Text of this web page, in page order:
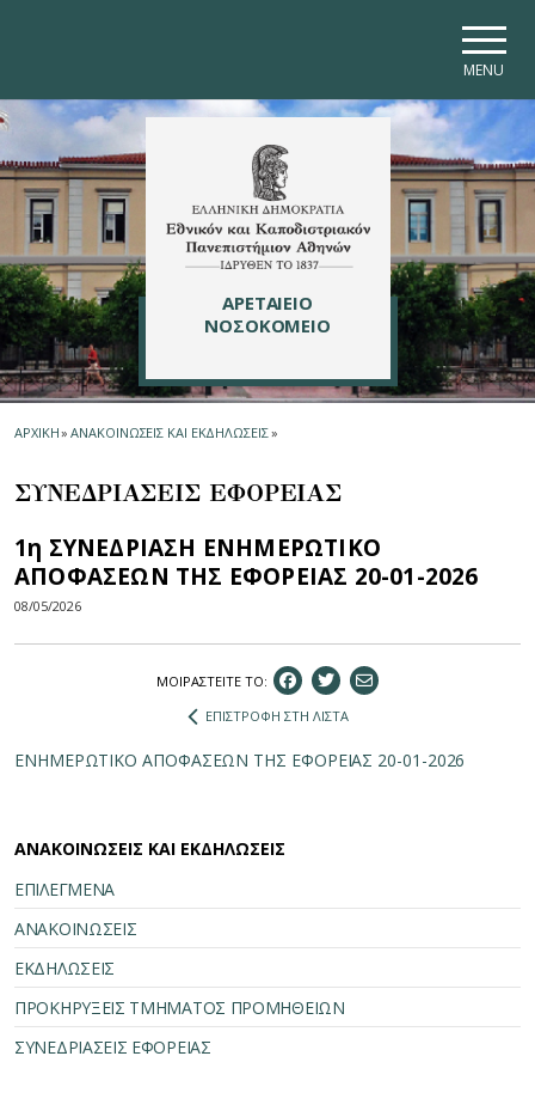
MENU
ΑΡΕΤΑΙΕΙΟ
ΝΟΣΟΚΟΜΕΙΟ
ΑΡΧΙΚΗ» ΑΝΑΚΟΙΝΩΣΕΙΣ ΚΑΙ ΕΚΔΗΛΩΣΕΙΣ»
ΣΥΝΕΔΡΙΑΣΕΙΣ ΕΦΟΡΕΙΑΣ
1η ΣΥΝΕΔΡΙΑΣΗ ΕΝΗΜΕΡΩΤΙΚΟ
ΑΠΟΦΑΣΕΩΝ ΤΗΣ ΕΦΟΡΕΙΑΣ 20-01-2026
08/05/2026
ΜΟΙΡΑΣΤEIΤΕ ΤΟ:
ΕΠΙΣΤΡΟΦΗ ΣΤΗ ΛΙΣΤΑ
ΕΝΗΜΕΡΩΤΙΚΟ ΑΠΟΦΑΣΕΩΝ ΤΗΣ ΕΦΟΡΕΙΑΣ 20-01-2026
ΑΝΑΚΟΙΝΩΣΕΙΣ ΚΑΙ ΕΚΔΗΛΩΣΕΙΣ
ΕΠΙΛΕΓΜΕΝΑ
ΑΝΑΚΟΙΝΩΣΕΙΣ
ΕΚΔΗΛΩΣΕΙΣ
ΠΡΟΚΗΡΥΞΕΙΣ ΤΜΗΜΑΤΟΣ ΠΡΟΜΗΘΕΙΩΝ
ΣΥΝΕΔΡΙΑΣΕΙΣ ΕΦΟΡΕΙΑΣ